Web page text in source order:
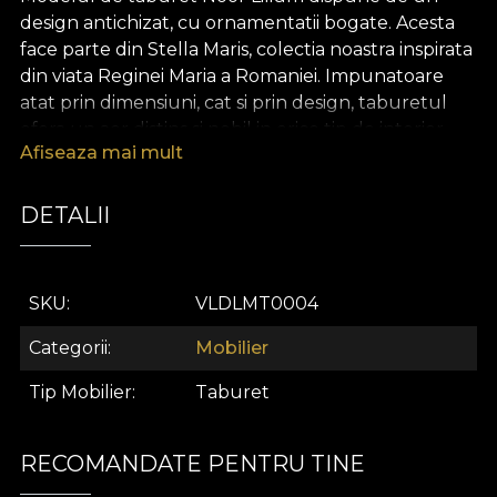
design antichizat, cu ornamentatii bogate. Acesta
face parte din Stella Maris, colectia noastra inspirata
din viata Reginei Maria a Romaniei. Impunatoare
atat prin dimensiuni, cat si prin design, taburetul
ofera un aer distins si nobil in orice tip de interior.
Cheia catre un
aer elegant si distins, facandu-se remarcata in orice
tip de amenajare interioara. Aflat la granita dintre
functional si estetic, aceasta piesa este confortabila,
contribuind la experienta unui acasa unic si
.
Afiseaza mai mult
DETALII
SKU VLDLMT0004
Categorii Mobilier
Tip Mobilier Taburet
RECOMANDATE PENTRU TINE